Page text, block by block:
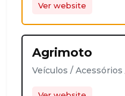
Ver website
Agrimoto
Veículos /